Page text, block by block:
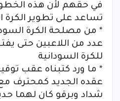
في حقهم لأن هذه
تساعد على تطوير الكرة
* من مصلحة الكرة
عدد من اللاعبين حتى
للكرة السودانية
* ما ورد كتبناه عقب
عقده الجديد كمحترف مع
شداد وبرقو كان لهما